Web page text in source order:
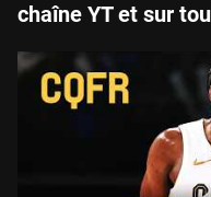
chaîne YT et sur